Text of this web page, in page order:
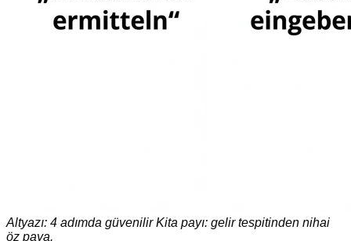
Altyazı: 4 adımda güvenilir Kita payı: gelir tespitinden nihai
öz paya.